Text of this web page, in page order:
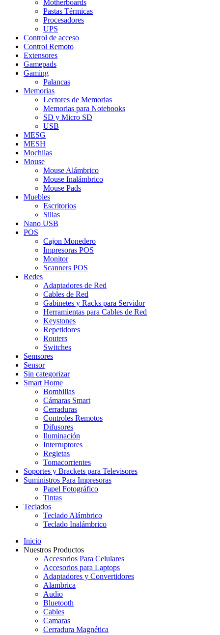
Motherboards
Pastas Térmicas
Procesadores
UPS
Control de acceso
Control Remoto
Extensores
Gamepads
Gaming
Palancas
Memorias
Lectores de Memorias
Memorias para Notebooks
SD y Micro SD
USB
MESG
MESH
Mochilas
Mouse
Mouse Alámbrico
Mouse Inalámbrico
Mouse Pads
Muebles
Escritorios
Sillas
Nano USB
POS
Cajon Monedero
Impresoras POS
Monitor
Scanners POS
Redes
Adaptadores de Red
Cables de Red
Gabinetes y Racks para Servidor
Herramientas para Cables de Red
Keystones
Repetidores
Routers
Switches
Semsores
Sensor
Sin categorizar
Smart Home
Bombillas
Cámaras Smart
Cerraduras
Controles Remotos
Difusores
Iluminación
Interruptores
Regletas
Tomacorrientes
Soportes y Brackets para Televisores
Suministros Para Impresoras
Papel Fotográfico
Tintas
Teclados
Teclado Alámbrico
Teclado Inalámbrico
Inicio
Nuestros Productos
Accesorios Para Celulares
Accesorios para Laptops
Adaptadores y Convertidores
Alambrica
Audio
Bluetooth
Cables
Camaras
Cerradura Magnética